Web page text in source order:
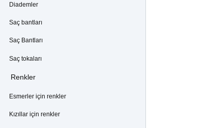
Diademler
Saç bantları
Saç Bantları
Saç tokaları
Renkler
Esmerler için renkler
Kızıllar için renkler